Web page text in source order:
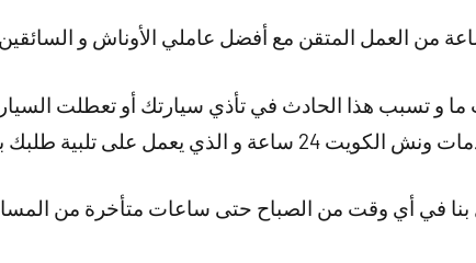
و تسبب هذا الحادث في تأذي سيارتك أو تعطلت
يعمل على تلبية طلبك بسرعة عالية .